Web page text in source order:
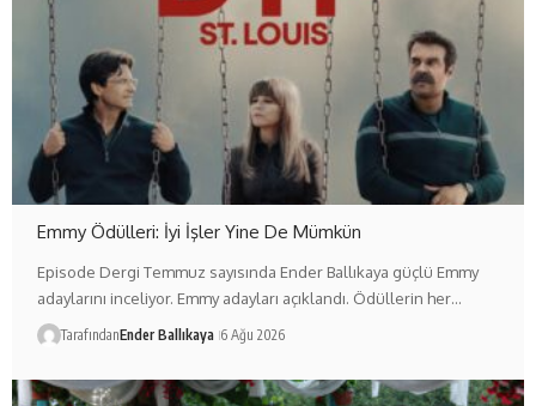
Emmy Ödülleri: İyi İşler Yine De Mümkün
Episode Dergi Temmuz sayısında Ender Ballıkaya güçlü Emmy
adaylarını inceliyor. Emmy adayları açıklandı. Ödüllerin her…
TarafındanEnder Ballıkaya 6 Ağu 2026